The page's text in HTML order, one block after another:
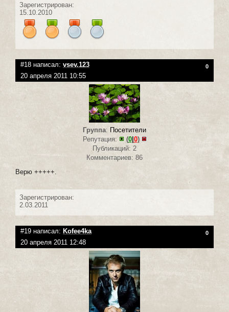
Зарегистрирован:
15.10.2010
#18 написал: vsev.123 0
20 апреля 2011 10:55
Группа: Посетители
Репутация:
(0|0)
Публикаций: 2
Комментариев: 86
Верю +++++.
Зарегистрирован:
2.03.2011
#19 написал: Kofee4ka 0
20 апреля 2011 12:48